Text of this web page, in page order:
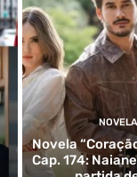
Novela
Cap. 174: